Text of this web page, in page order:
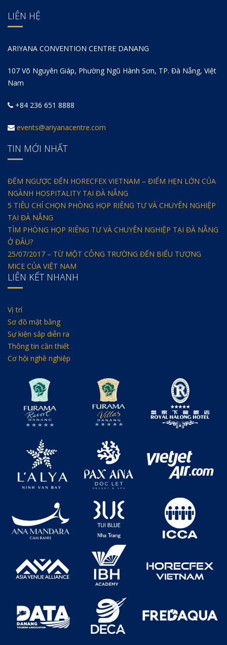
LIÊN HỆ
ARIYANA CONVENTION CENTRE DANANG
107 Võ Nguyên Giáp, Phường Ngũ Hành Sơn, TP. Đà Nẵng, Việt
Nam
+84 236 651 8888
events@ariyanacentre.com
TIN MỚI NHẤT
ĐẾM NGƯỢC ĐẾN HORECFEX VIETNAM – ĐIỂM HẸN LỚN CỦA
NGÀNH HOSPITALITY TẠI ĐÀ NẴNG
5 TIÊU CHÍ CHỌN PHÒNG HỌP RIÊNG TƯ VÀ CHUYÊN NGHIỆP
TẠI ĐÀ NẴNG
TÌM PHÒNG HỌP RIÊNG TƯ VÀ CHUYÊN NGHIỆP TẠI ĐÀ NẴNG
Ở ĐÂU?
25/07/2017 – TỪ MỘT CÔNG TRƯỜNG ĐẾN BIỂU TƯỢNG
MICE CỦA VIỆT NAM
LIÊN KẾT NHANH
Vị trí
Sơ đồ mặt bằng
Sự kiện sắp diễn ra
Thông tin cần thiết
Cơ hội nghề nghiệp